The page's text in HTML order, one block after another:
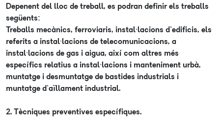
Depenent del lloc de treball, es podran definir els treballs
següents:
Treballs mecànics, ferroviaris, instal·lacions d'edificis, els
referits a instal·lacions de telecomunicacions, a
instal·lacions de gas i aigua, així com altres més
específics relatius a instal·lacions i manteniment urbà,
muntatge i desmuntatge de bastides industrials i
muntatge d'aïllament industrial.
2. Tècniques preventives específiques.